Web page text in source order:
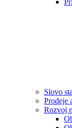
Slovo
Prodeje
Rozvoj